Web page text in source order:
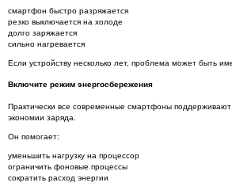
смартфон быстро разряжается
резко выключается на холоде
долго заряжается
сильно нагревается
Если устройству несколько лет, проблема может быть
Включите режим энергосбережения
Практически все современные смартфоны
экономии заряда.
Он помогает:
уменьшить нагрузку на процессор
ограничить фоновые процессы
сократить расход энергии